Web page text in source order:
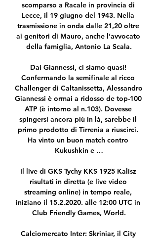
scomparso a Racale in provincia di
Lecce, il 19 giugno del 1943. Nella
trasmissione in onda dalle 21,20 oltre
ai genitori di Mauro, anche l’avvocato
della famiglia, Antonio La Scala.
Dai Giannessi, ci siamo quasi!
Confermando la semifinale al ricco
Challenger di Caltanissetta, Alessandro
Giannessi è ormai a ridosso de top-100
ATP (è intorno al n.103). Dovesse
spingersi ancora più in là, sarebbe il
primo prodotto di Tirrenia a riuscirci.
Ha vinto un buon match contro
Kukushkin e …
Il live di GKS Tychy KKS 1925 Kalisz
risultati in diretta (e live video
streaming online) in tempo reale,
iniziano il 15.2.2020. alle 12:00 UTC in
Club Friendly Games, World.
Calciomercato Inter: Skriniar, il City